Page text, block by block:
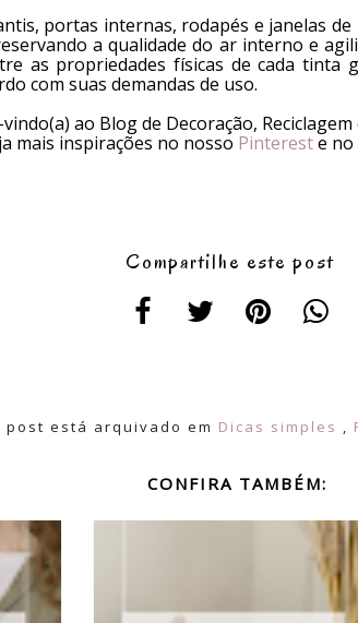
portas internas, rodapés e janelas
a qualidade do ar interno e
as propriedades físicas de cada tinta
com suas demandas de uso.
ao Blog de Decoração,
mais inspirações no nosso Pintereste no
Compartilhe este post
post está arquivado em Dicas simples ,
CONFIRA TAMBÉM: